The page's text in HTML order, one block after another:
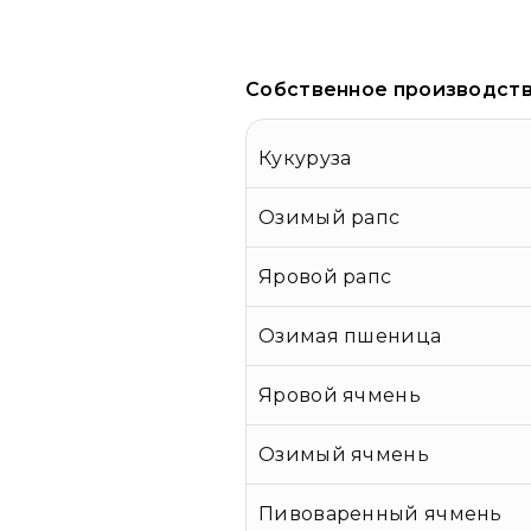
Собственное
Кукуруза
Озимый рапс
Яровой рапс
Озимая пшеница
Яровой ячмень
Озимый ячмень
Пивоваренный ячмень